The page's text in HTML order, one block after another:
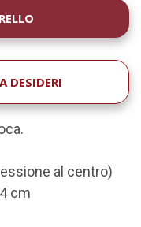
DESIDERI
al centro)
cm